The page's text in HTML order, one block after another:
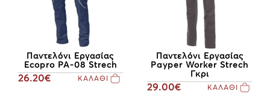
Παντελόνι Εργασίας
Ecopro PA-08 Strech
26.20€ ΚΑΛΑΘΙ
Παντελόνι Εργασίας
Payper Worker Strech
Γκρι
29.00€ ΚΑΛΑΘΙ